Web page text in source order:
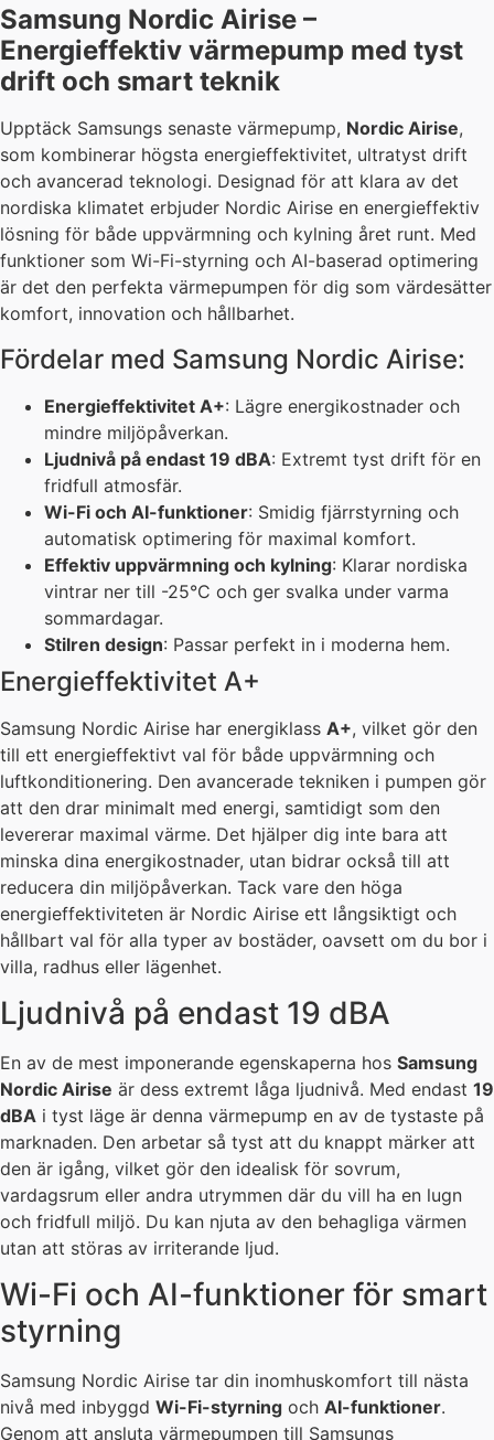
Samsung Nordic Airise –
Energieffektiv värmepump med tyst
drift och smart teknik
Upptäck Samsungs senaste värmepump, Nordic Airise,
som kombinerar högsta energieffektivitet, ultratyst drift
och avancerad teknologi. Designad för att klara av det
nordiska klimatet erbjuder Nordic Airise en energieffektiv
lösning för både uppvärmning och kylning året runt. Med
funktioner som Wi-Fi-styrning och AI-baserad optimering
är det den perfekta värmepumpen för dig som värdesätter
komfort, innovation och hållbarhet.
Fördelar med Samsung Nordic Airise:
Energieffektivitet A+: Lägre energikostnader och
mindre miljöpåverkan.
Ljudnivå på endast 19 dBA: Extremt tyst drift för en
fridfull atmosfär.
Wi-Fi och AI-funktioner: Smidig fjärrstyrning och
automatisk optimering för maximal komfort.
Effektiv uppvärmning och kylning: Klarar nordiska
vintrar ner till -25°C och ger svalka under varma
sommardagar.
Stilren design: Passar perfekt in i moderna hem.
Energieffektivitet A+
Samsung Nordic Airise har energiklass A+, vilket gör den
till ett energieffektivt val för både uppvärmning och
luftkonditionering. Den avancerade tekniken i pumpen gör
att den drar minimalt med energi, samtidigt som den
levererar maximal värme. Det hjälper dig inte bara att
minska dina energikostnader, utan bidrar också till att
reducera din miljöpåverkan. Tack vare den höga
energieffektiviteten är Nordic Airise ett långsiktigt och
hållbart val för alla typer av bostäder, oavsett om du bor i
villa, radhus eller lägenhet.
Ljudnivå på endast 19 dBA
En av de mest imponerande egenskaperna hos Samsung
Nordic Airise är dess extremt låga ljudnivå. Med endast 19
dBA i tyst läge är denna värmepump en av de tystaste på
marknaden. Den arbetar så tyst att du knappt märker att
den är igång, vilket gör den idealisk för sovrum,
vardagsrum eller andra utrymmen där du vill ha en lugn
och fridfull miljö. Du kan njuta av den behagliga värmen
utan att störas av irriterande ljud.
Wi-Fi och AI-funktioner för smart
styrning
Samsung Nordic Airise tar din inomhuskomfort till nästa
nivå med inbyggd Wi-Fi-styrning och AI-funktioner.
Genom att ansluta värmepumpen till Samsungs